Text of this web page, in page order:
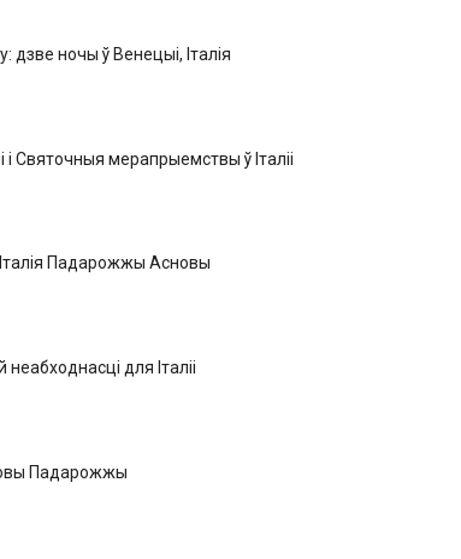
дзве ночы ў Венецыі, Італія
і Святочныя мерапрыемствы ў Італіі
Падарожжы Асновы
для Італіі
Падарожжы